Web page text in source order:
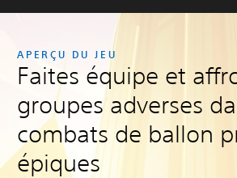
APERÇU DU JEU
Faites équipe et
groupes adverses
combats de ballon
épiques